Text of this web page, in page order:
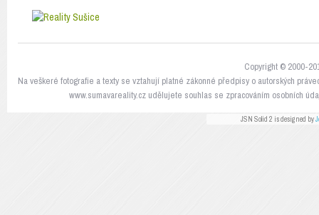
Copyright © 2000-
Na veškeré fotografie a texty se vztahují platné zákonné předpisy o autorských
www.sumavareality.cz udělujete souhlas se zpracováním osobních
JSN Solid 2 is designed by